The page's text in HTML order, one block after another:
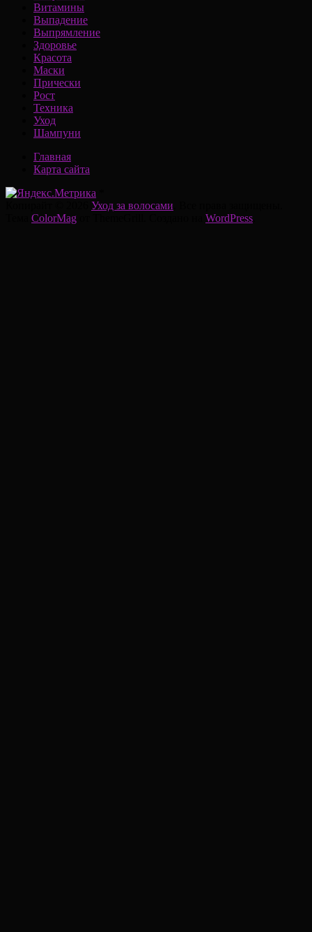
Витамины
Выпадение
Выпрямление
Здоровье
Красота
Маски
Прически
Рост
Техника
Уход
Шампуни
Главная
Карта сайта
Уход за волосами
ColorMag WordPress